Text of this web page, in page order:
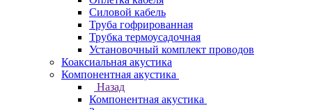
Силовой кабель
Труба гофрированная
Трубка термоусадочная
Установочный комплект проводов
Коаксиальная акустика
Компонентная акустика
Назад
Компонентная акустика